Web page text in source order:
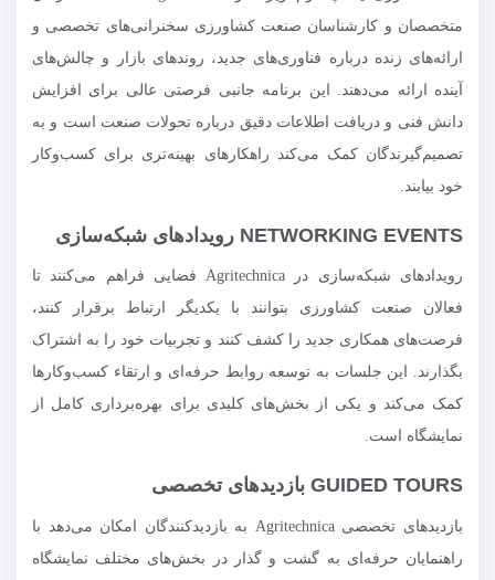
متخصصان و کارشناسان صنعت کشاورزی سخنرانی‌های تخصصی و
ارائه‌های زنده درباره فناوری‌های جدید، روندهای بازار و چالش‌های
آینده ارائه می‌دهند. این برنامه جانبی فرصتی عالی برای افزایش
دانش فنی و دریافت اطلاعات دقیق درباره تحولات صنعت است و به
تصمیم‌گیرندگان کمک می‌کند راهکارهای بهینه‌تری برای کسب‌وکار
خود بیابند.
NETWORKING EVENTS رویدادهای شبکه‌سازی
رویدادهای شبکه‌سازی در Agritechnica فضایی فراهم می‌کنند تا
فعالان صنعت کشاورزی بتوانند با یکدیگر ارتباط برقرار کنند،
فرصت‌های همکاری جدید را کشف کنند و تجربیات خود را به اشتراک
بگذارند. این جلسات به توسعه روابط حرفه‌ای و ارتقاء کسب‌وکارها
کمک می‌کند و یکی از بخش‌های کلیدی برای بهره‌برداری کامل از
نمایشگاه است.
GUIDED TOURS بازدیدهای تخصصی
بازدیدهای تخصصی Agritechnica به بازدیدکنندگان امکان می‌دهد با
راهنمایان حرفه‌ای به گشت و گذار در بخش‌های مختلف نمایشگاه